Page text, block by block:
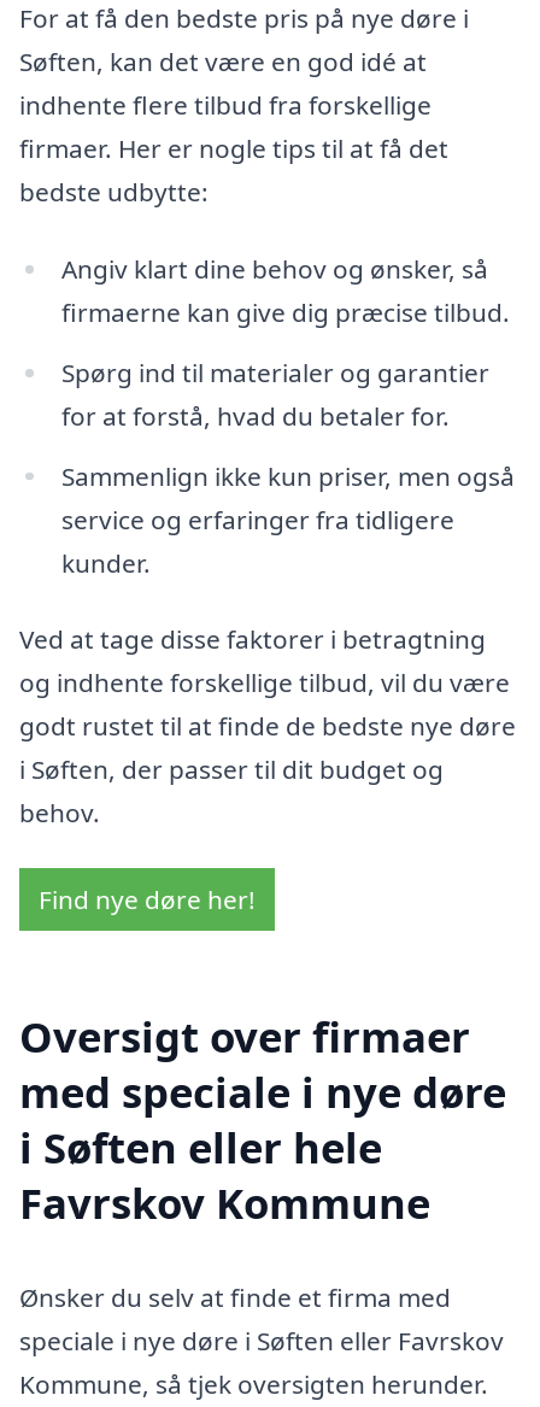
For at få den bedste pris på nye døre i
Søften, kan det være en god idé at
indhente flere tilbud fra forskellige
firmaer. Her er nogle tips til at få det
bedste udbytte:
Angiv klart dine behov og ønsker, så
firmaerne kan give dig præcise tilbud.
Spørg ind til materialer og garantier
for at forstå, hvad du betaler for.
Sammenlign ikke kun priser, men også
service og erfaringer fra tidligere
kunder.
Ved at tage disse faktorer i betragtning
og indhente forskellige tilbud, vil du være
godt rustet til at finde de bedste nye døre
i Søften, der passer til dit budget og
behov.
Find nye døre her!
Oversigt over firmaer
med speciale i nye døre
i Søften eller hele
Favrskov Kommune
Ønsker du selv at finde et firma med
speciale i nye døre i Søften eller Favrskov
Kommune, så tjek oversigten herunder.